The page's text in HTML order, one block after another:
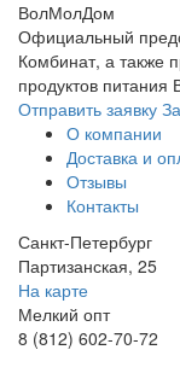
ВолМолДом
Официальный
Комбинат, а также
продуктов питания
Отправить заявку
О компании
Доставка и
Отзывы
Контакты
Санкт-Петербург
Партизанская, 25
На карте
Мелкий опт
8 (812) 602-70-72